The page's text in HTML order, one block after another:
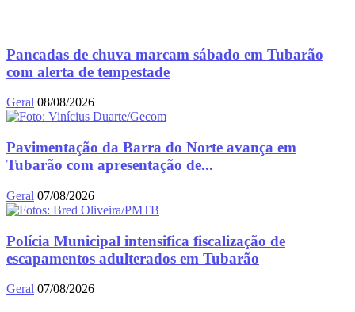
Pancadas de chuva marcam sábado em Tubarão
com alerta de tempestade
Geral 08/08/2026
Pavimentação da Barra do Norte avança em
Tubarão com apresentação de...
Geral 07/08/2026
Polícia Municipal intensifica fiscalização de
escapamentos adulterados em Tubarão
Geral 07/08/2026